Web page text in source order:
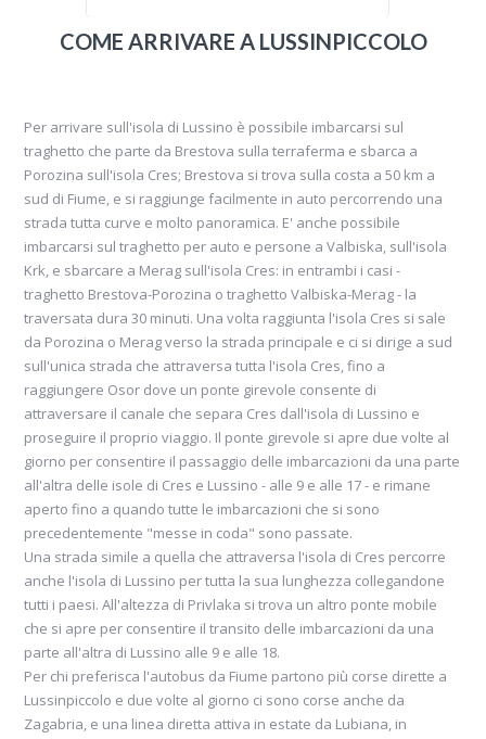
COME ARRIVARE A LUSSINPICCOLO
Per arrivare sull'isola di Lussino è possibile imbarcarsi sul
traghetto che parte da Brestova sulla terraferma e sbarca a
Porozina sull'isola Cres; Brestova si trova sulla costa a 50 km a
sud di Fiume, e si raggiunge facilmente in auto percorrendo una
strada tutta curve e molto panoramica. E' anche possibile
imbarcarsi sul traghetto per auto e persone a Valbiska, sull'isola
Krk, e sbarcare a Merag sull'isola Cres: in entrambi i casi -
traghetto Brestova-Porozina o traghetto Valbiska-Merag - la
traversata dura 30 minuti. Una volta raggiunta l'isola Cres si sale
da Porozina o Merag verso la strada principale e ci si dirige a sud
sull'unica strada che attraversa tutta l'isola Cres, fino a
raggiungere Osor dove un ponte girevole consente di
attraversare il canale che separa Cres dall'isola di Lussino e
proseguire il proprio viaggio. Il ponte girevole si apre due volte al
giorno per consentire il passaggio delle imbarcazioni da una parte
all'altra delle isole di Cres e Lussino - alle 9 e alle 17 - e rimane
aperto fino a quando tutte le imbarcazioni che si sono
precedentemente "messe in coda" sono passate.
Una strada simile a quella che attraversa l'isola di Cres percorre
anche l'isola di Lussino per tutta la sua lunghezza collegandone
tutti i paesi. All'altezza di Privlaka si trova un altro ponte mobile
che si apre per consentire il transito delle imbarcazioni da una
parte all'altra di Lussino alle 9 e alle 18.
Per chi preferisca l'autobus da Fiume partono più corse dirette a
Lussinpiccolo e due volte al giorno ci sono corse anche da
Zagabria, e una linea diretta attiva in estate da Lubiana, in